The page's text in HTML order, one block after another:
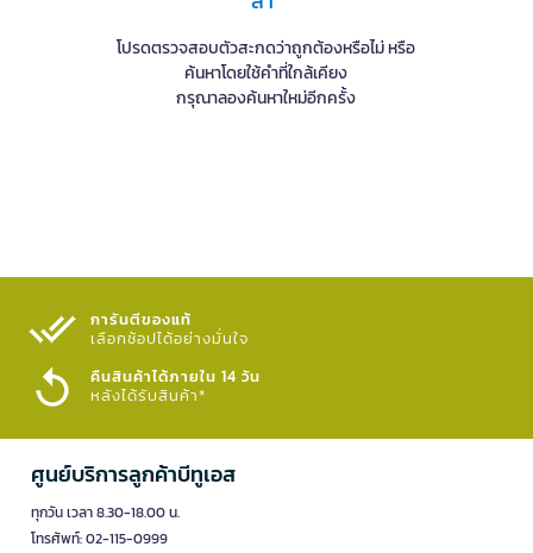
โปรดตรวจสอบตัวสะกดว่าถูกต้องหรือไม่ หรือ
ค้นหาโดยใช้คำที่ใกล้เคียง
กรุณาลองค้นหาใหม่อีกครั้ง
การันตีของแท้
เลือกช้อปได้อย่างมั่นใจ​
คืนสินค้าได้ภายใน 14 วัน
หลังได้รับสินค้า*
ศูนย์บริการลูกค้าบีทูเอส
ทุกวัน เวลา 8.30-18.00 น.
โทรศัพท์: 02-115-0999